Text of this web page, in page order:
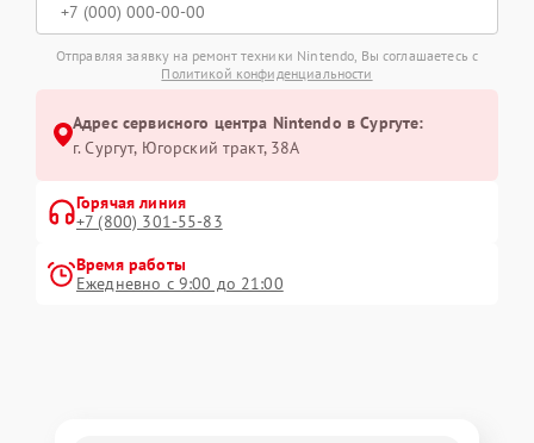
Отправляя заявку на ремонт техники Nintendo, Вы соглашаетесь с
Политикой конфиденциальности
Адрес сервисного центра Nintendo в Сургуте:
г. Сургут, Югорский тракт, 38А
Горячая линия
+7 (800) 301-55-83
Время работы
Ежедневно с 9:00 до 21:00